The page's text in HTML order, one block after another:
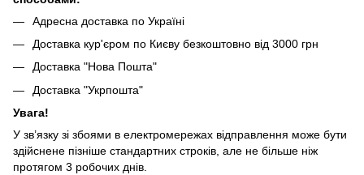
Адресна доставка по Україні
Доставка кур'єром по Києву безкоштовно від 3000 грн
Доставка "Нова Пошта"
Доставка "Укрпошта"
Увага!
У зв’язку зі збоями в електромережах відправлення може бути
здійснене пізніше стандартних строків, але не більше ніж
протягом 3 робочих днів.